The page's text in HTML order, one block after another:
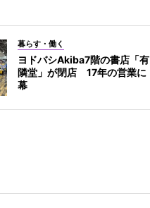
暮らす・働く
ヨドバシAkiba7階の書店「有
隣堂」が閉店 17年の営業に
幕